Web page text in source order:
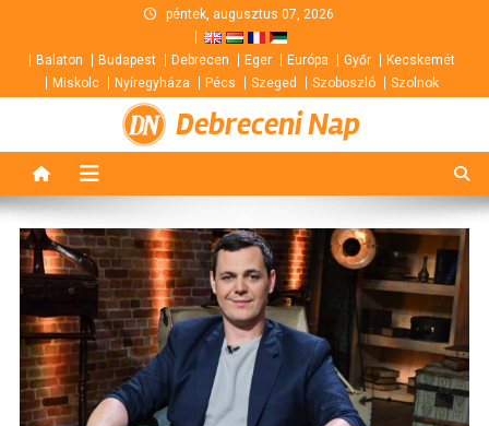
content
péntek, augusztus 07, 2026
Balaton Budapest Debrecen Eger Európa Győr
Kecskemét
Miskolc
Nyíregyháza Pécs Szeged Szoboszló Szolnok
Debreceni Nap